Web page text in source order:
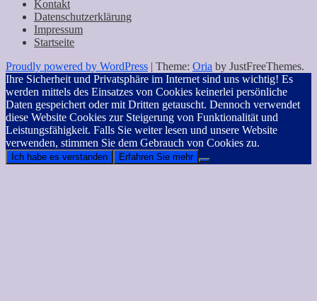
Kontakt
Datenschutzerklärung
Impressum
Startseite
Proudly powered by WordPress | Theme: Oria by JustFreeThemes.
Ihre Sicherheit und Privatsphäre im Internet sind uns wichtig! Es
werden mittels des Einsatzes von Cookies keinerlei persönliche
Daten gespeichert oder mit Dritten getauscht. Dennoch verwendet
diese Website Cookies zur Steigerung von Funktionalität und
Leistungsfähigkeit. Falls Sie weiter lesen und unsere Website
verwenden, stimmen Sie dem Gebrauch von Cookies zu.
Ich habe es verstanden Erfahren Sie mehr